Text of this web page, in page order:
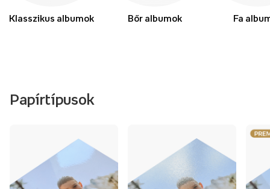
Klasszikus albumok Bőr albumok Fa
Papírtípusok